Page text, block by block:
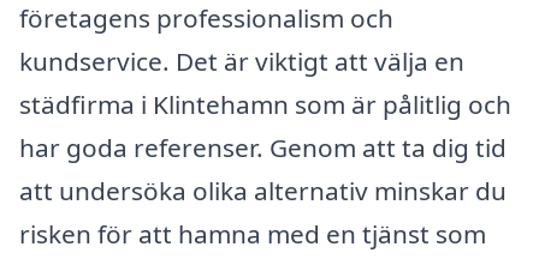
företagens professionalism och
kundservice. Det är viktigt att välja en
städfirma i Klintehamn som är pålitlig och
har goda referenser. Genom att ta dig tid
att undersöka olika alternativ minskar du
risken för att hamna med en tjänst som